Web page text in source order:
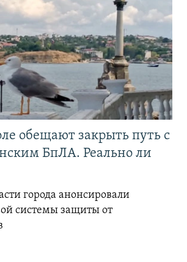
обещают закрыть путь с
БпЛА. Реально ли
города анонсировали
системы защиты от